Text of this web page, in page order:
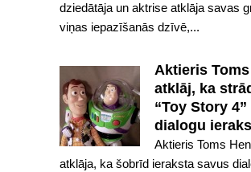
dziedātāja un aktrise atklāja savas
viņas iepazīšanās dzīvē,...
Aktieris
atklāj, ka
“Toy Story 4”
dialogu
Aktieris Toms
atklāja, ka šobrīd ieraksta savus